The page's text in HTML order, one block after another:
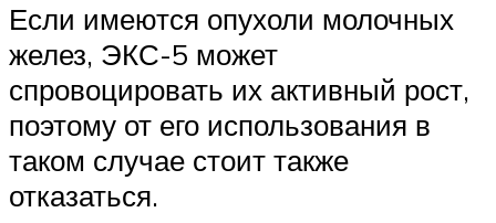
Если имеются опухоли молочных
желез, ЭКС-5 может
спровоцировать их активный рост,
поэтому от его использования в
таком случае стоит также
отказаться.